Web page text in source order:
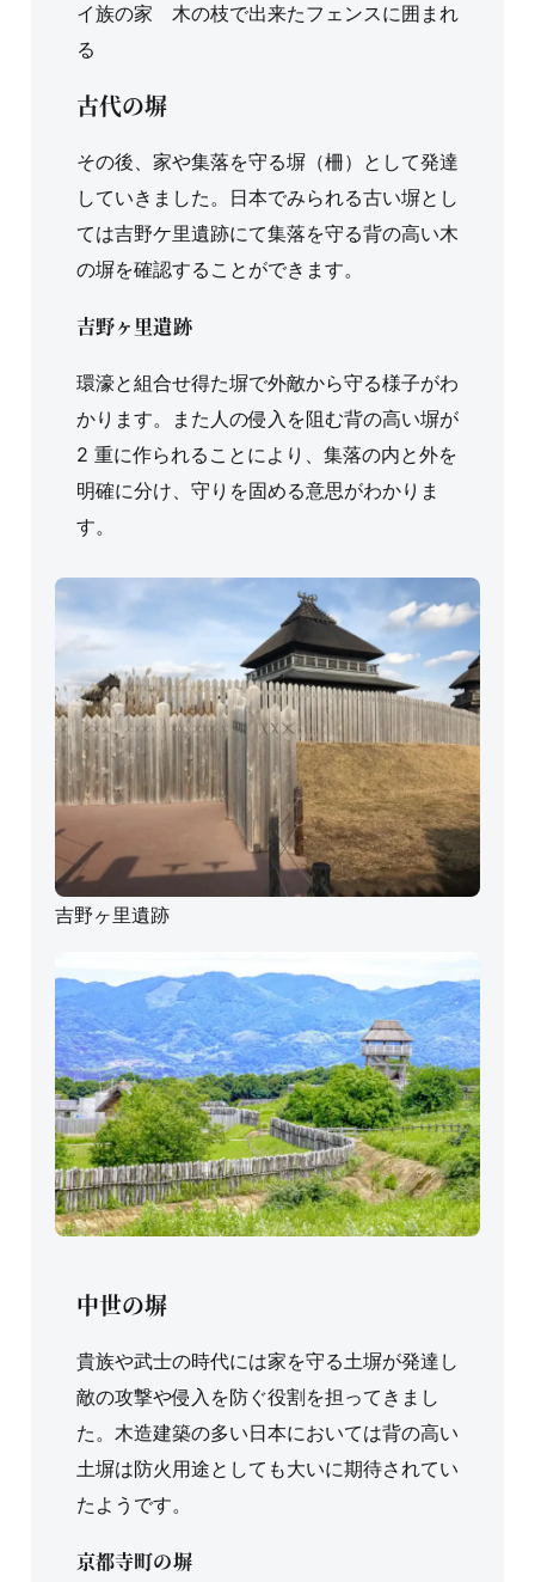
イ族の家 木の枝で出来たフェンスに囲まれ
る
古代の塀
その後、家や集落を守る塀（柵）として発達
していきました。日本でみられる古い塀とし
ては吉野ケ里遺跡にて集落を守る背の高い木
の塀を確認することができます。
吉野ヶ里遺跡
環濠と組合せ得た塀で外敵から守る様子がわ
かります。また人の侵入を阻む背の高い塀が
2 重に作られることにより、集落の内と外を
明確に分け、守りを固める意思がわかりま
す。
吉野ヶ里遺跡
中世の塀
貴族や武士の時代には家を守る土塀が発達し
敵の攻撃や侵入を防ぐ役割を担ってきまし
た。木造建築の多い日本においては背の高い
土塀は防火用途としても大いに期待されてい
たようです。
京都寺町の塀